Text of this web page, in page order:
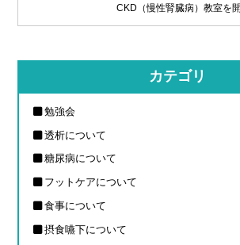
CKD（慢性腎臓病）教室を
カテゴリ
勉強会
透析について
糖尿病について
フットケアについて
食事について
摂食嚥下について